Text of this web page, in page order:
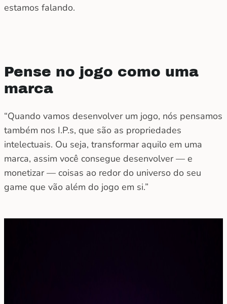
estamos falando.
Pense no jogo como uma
marca
“Quando vamos desenvolver um jogo, nós pensamos
também nos I.P.s, que são as propriedades
intelectuais. Ou seja, transformar aquilo em uma
marca, assim você consegue desenvolver — e
monetizar — coisas ao redor do universo do seu
game que vão além do jogo em si.”